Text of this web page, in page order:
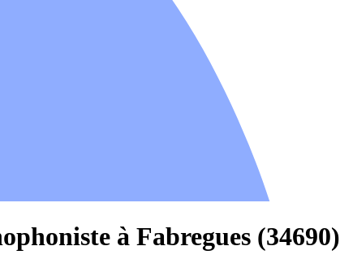
à Fabregues (34690)